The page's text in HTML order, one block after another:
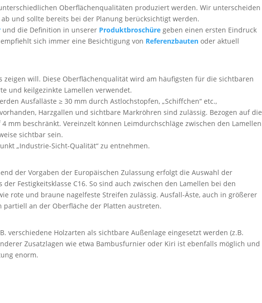
Oberflächen­qualitäten produziert werden. Wir unterscheiden
und sollte bereits bei der Planung berücksichtigt werden.
und die Definition in unserer Produktbroschüre geben einen ersten Eindruck
sich immer eine Besichtigung von Referenz­bauten oder aktuell
will. Diese Oberflächenqualität wird am häufigsten für die sichtbaren
und keilgezinkte Lamellen verwendet.
Ausfalläste ≥ 30 mm durch Astlochstopfen, „Schiffchen“ etc.,
Harz­gallen und sichtbare Mark­röhren sind zulässig. Bezogen auf die
mm beschränkt. Vereinzelt können Leim­durch­schläge zwischen den Lamellen
sichtbar sein.
„Industrie-Sicht-Qualität“ zu entnehmen.
der Vorgaben der Europäischen Zulassung erfolgt die Auswahl der
Festigkeits­klasse C16. So sind auch zwischen den Lamellen bei den
rote und braune nagelfeste Streifen zulässig. Ausfall-Äste, auch in größerer
an der Oberfläche der Platten austreten.
verschiedene Holz­arten als sichtbare Außen­lage eingesetzt werden (z.B.
Zusatz­lagen wie etwa Bambus­furnier oder Kiri ist ebenfalls möglich und
enorm.